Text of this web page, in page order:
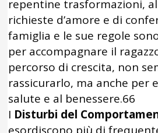
repentine trasformazioni,
richieste d’amore e di
famiglia e le sue regole
per accompagnare il
percorso di crescita, non
rassicurarlo, ma anche per
salute e al benessere.66
I Disturbi del
esordiscono più di